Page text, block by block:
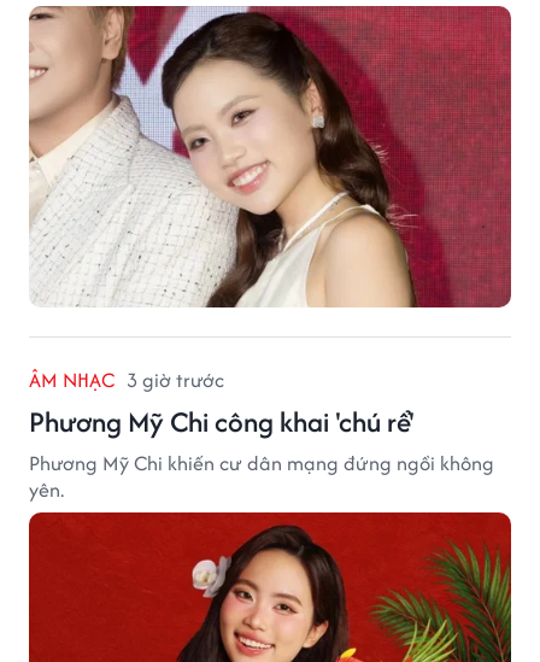
ÂM NHẠC 3 giờ trước
Phương Mỹ Chi công khai 'chú rể'
Phương Mỹ Chi khiến cư dân mạng đứng ngồi không
yên.